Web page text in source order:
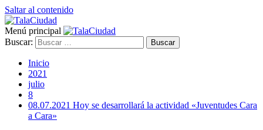
Saltar al contenido
Menú principal
Buscar:
Inicio
2021
julio
8
08.07.2021 Hoy se desarrollará la actividad «Juventudes Cara
a Cara»